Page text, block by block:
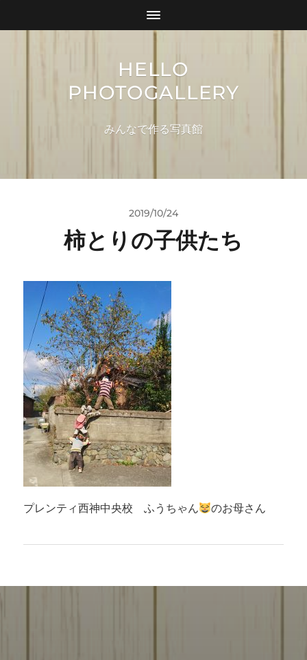
HELLO
PHOTOGALLERY
みんなで作る写真館
2019/10/24
柿とりの子供たち
プレンティ西神中央校 ふうちゃん のお母さん